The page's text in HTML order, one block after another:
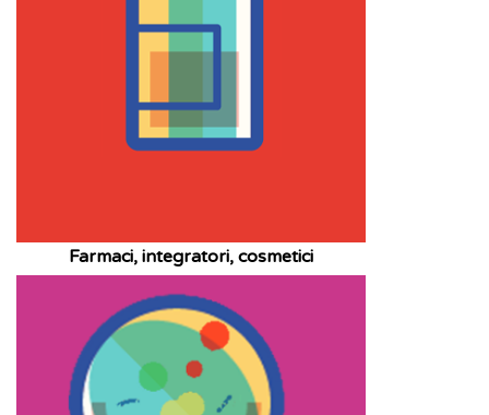
Farmaci, integratori, cosmetici